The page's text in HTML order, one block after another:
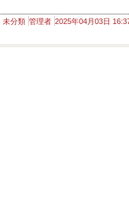
未分類 管理者 2025年04月03日